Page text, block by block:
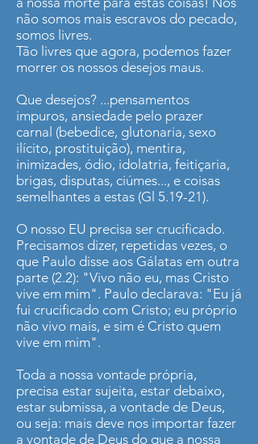
não somos mais escravos do pecado,
somos livres.
Tão livres que agora, podemos fazer
morrer os nossos desejos maus.
Que desejos? ...pensamentos
impuros, ansiedade pelo prazer
carnal (bebedice, glutonaria, sexo
ilícito, prostituição), mentira,
inimizades, ódio, idolatria, feitiçaria,
brigas, disputas, ciúmes..., e coisas
semelhantes a estas (Gl 5.19-21).
O nosso EU precisa ser crucificado.
Precisamos dizer, repetidas vezes, o
que Paulo disse aos Gálatas em outra
parte (2.2): "Vivo não eu, mas Cristo
vive em mim". Paulo declarava: "Eu já
fui crucificado com Cristo; eu próprio
não vivo mais, e sim é Cristo quem
vive em mim".
Toda a nossa vontade própria,
precisa estar sujeita, estar debaixo,
estar submissa, a vontade de Deus,
ou seja: mais deve nos importar fazer
a vontade de Deus do que a nossa